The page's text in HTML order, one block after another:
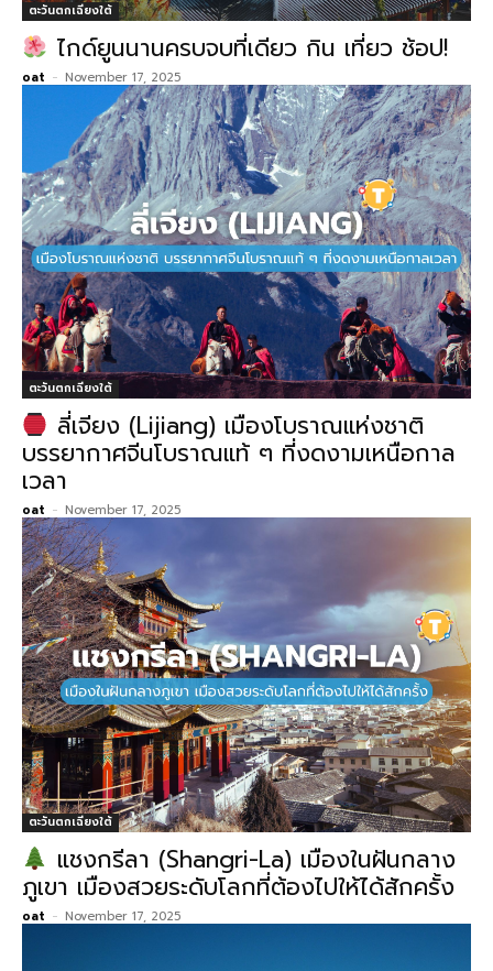
ตะวันตกเฉียงใต้
ไกด์ยูนนานครบจบที่เดียว กิน เที่ยว ช้อป!
oat - November 17, 2025
ตะวันตกเฉียงใต้
ลี่เจียง (Lijiang) เมืองโบราณแห่งชาติ
บรรยากาศจีนโบราณแท้ ๆ ที่งดงามเหนือกาล
เวลา
oat - November 17, 2025
ตะวันตกเฉียงใต้
แชงกรีลา (Shangri-La) เมืองในฝันกลาง
ภูเขา เมืองสวยระดับโลกที่ต้องไปให้ได้สักครั้ง
oat - November 17, 2025